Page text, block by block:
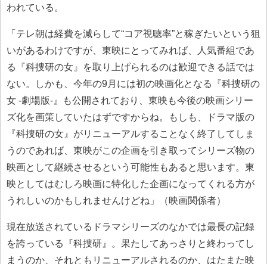
われている。
「テレ朝は経費を減らして“コア視聴率”と稼ぎたいという狙
いがあるわけですが、東映にとってみれば、人気番組であ
る『科捜研の女』を取り上げられるのは歓迎できる話では
ない。しかも、今年の9月には初の映画化となる『科捜研の
女 -劇場版-』も公開されており、東映も今後の映画シリー
ズ化を画策していたはずですからね。もしも、ドラマ版の
『科捜研の女』がリニューアルすることなく終了してしま
うのであれば、東映がこの企画を引き取ってシリーズ物の
映画として継続させるという可能性もあると思います。東
映としてはむしろ映画に特化した企画になってくれる方が
うれしいのかもしれませんけどね」（映画関係者）
現在放送されているドラマシリーズのなかでは最長の記録
を誇っている『科捜研』。果たしてあっさりと終わってし
まうのか、それともリニューアルされるのか、はたまた映